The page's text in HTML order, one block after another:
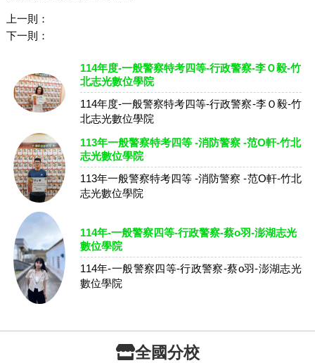
上一則：
下一則：
114年度-一般警察特考四等-行政警察-李Ｏ毅-竹
北志光數位學院
114年度-一般警察特考四等-行政警察-李Ｏ毅-竹
北志光數位學院
113年一般警察特考四等 -消防警察 -范O軒-竹北
志光數位學院
113年一般警察特考四等 -消防警察 -范O軒-竹北
志光數位學院
114年-一般警察四等-行政警察-蔡o羽-澎湖志光
數位學院
114年-一般警察四等-行政警察-蔡o羽-澎湖志光
數位學院
全國分校